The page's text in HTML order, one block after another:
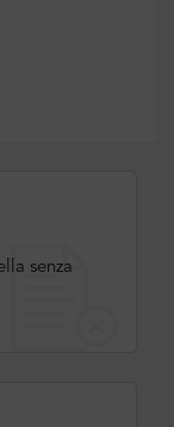
senza